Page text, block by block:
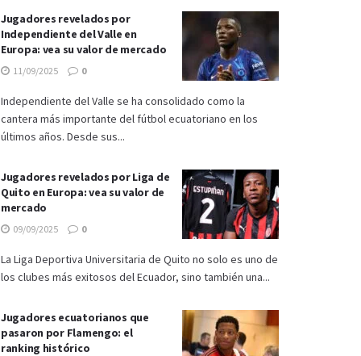
Jugadores revelados por
Independiente del Valle en
Europa: vea su valor de mercado
11/09/2025 0
Independiente del Valle se ha consolidado como la
cantera más importante del fútbol ecuatoriano en los
últimos años. Desde sus...
Jugadores revelados por Liga de
Quito en Europa: vea su valor de
mercado
09/09/2025 0
La Liga Deportiva Universitaria de Quito no solo es uno de
los clubes más exitosos del Ecuador, sino también una...
Jugadores ecuatorianos que
pasaron por Flamengo: el
ranking histórico